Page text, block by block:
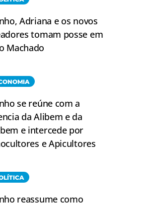
Adriana e os novos
tomam posse em
Machado
se reúne com a
da Alibem e da
e intercede por
e Apicultores
reassume como